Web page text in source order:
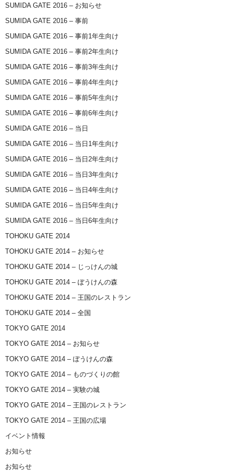
SUMIDA GATE 2016 – お知らせ
SUMIDA GATE 2016 – 事前
SUMIDA GATE 2016 – 事前1年生向け
SUMIDA GATE 2016 – 事前2年生向け
SUMIDA GATE 2016 – 事前3年生向け
SUMIDA GATE 2016 – 事前4年生向け
SUMIDA GATE 2016 – 事前5年生向け
SUMIDA GATE 2016 – 事前6年生向け
SUMIDA GATE 2016 – 当日
SUMIDA GATE 2016 – 当日1年生向け
SUMIDA GATE 2016 – 当日2年生向け
SUMIDA GATE 2016 – 当日3年生向け
SUMIDA GATE 2016 – 当日4年生向け
SUMIDA GATE 2016 – 当日5年生向け
SUMIDA GATE 2016 – 当日6年生向け
TOHOKU GATE 2014
TOHOKU GATE 2014 – お知らせ
TOHOKU GATE 2014 – じっけんの城
TOHOKU GATE 2014 – ぼうけんの森
TOHOKU GATE 2014 – 王国のレストラン
TOHOKU GATE 2014 – 全国
TOKYO GATE 2014
TOKYO GATE 2014 – お知らせ
TOKYO GATE 2014 – ぼうけんの森
TOKYO GATE 2014 – ものづくりの館
TOKYO GATE 2014 – 実験の城
TOKYO GATE 2014 – 王国のレストラン
TOKYO GATE 2014 – 王国の広場
イベント情報
お知らせ
お知らせ